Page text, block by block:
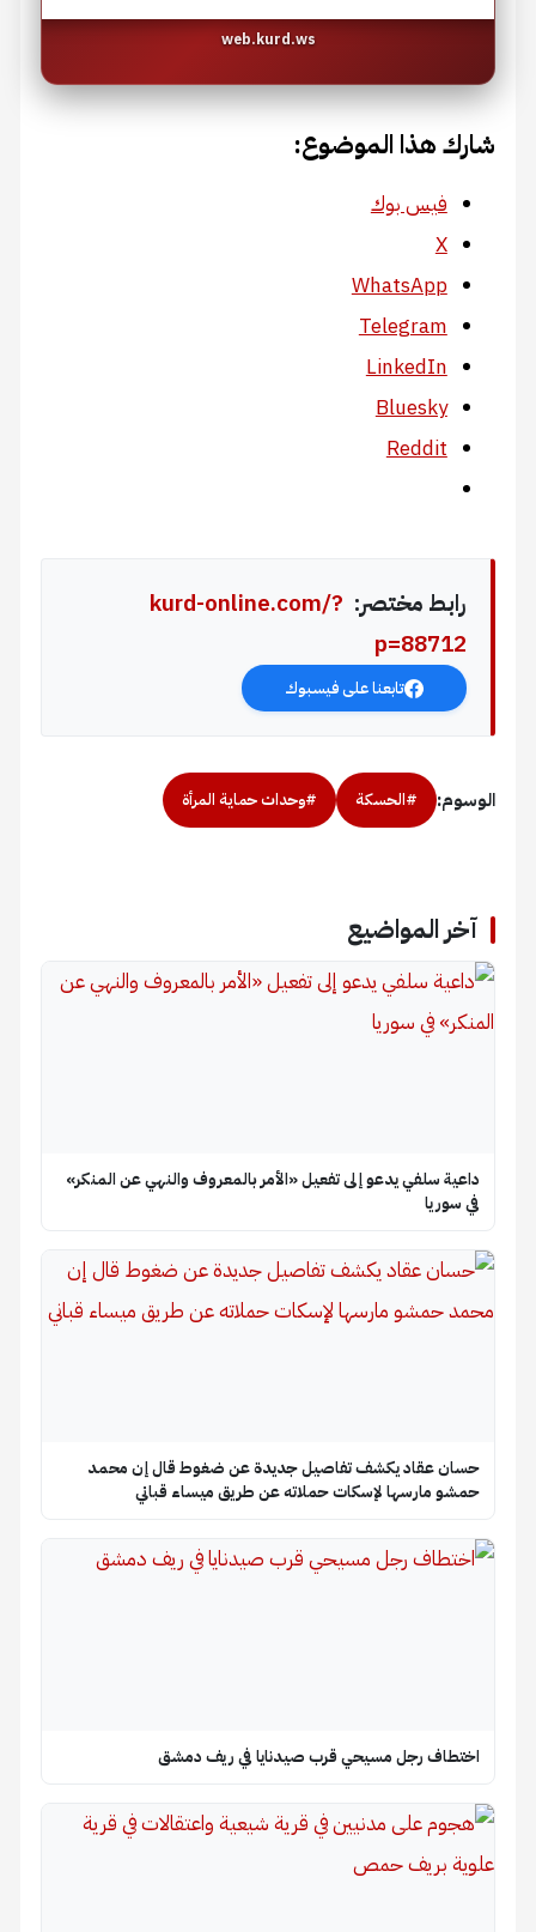
web.kurd.ws
شارك هذا الموضوع:
فيس بوك
X
WhatsApp
Telegram
LinkedIn
Bluesky
Reddit
رابط مختصر: kurd-online.com/?
p=88712
تابعنا على فيسبوك
الوسوم: #الحسكة #وحدات حماية المرأة
آخر المواضيع
داعية سلفي يدعو إلى تفعيل «الأمر بالمعروف والنهي عن المنكر»
في سوريا
حسان عقاد يكشف تفاصيل جديدة عن ضغوط قال إن محمد
حمشو مارسها لإسكات حملاته عن طريق ميساء قباني
اختطاف رجل مسيحي قرب صيدنايا في ريف دمشق